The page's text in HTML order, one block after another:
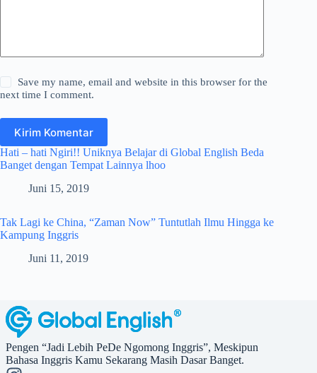
Save my name, email and website in this browser for the
next time I comment.
Kirim Komentar
Hati – hati Ngiri!! Uniknya Belajar di Global English Beda
Banget dengan Tempat Lainnya lhoo
Juni 15, 2019
Tak Lagi ke China, “Zaman Now” Tuntutlah Ilmu Hingga ke
Kampung Inggris
Juni 11, 2019
Pengen “Jadi Lebih PeDe Ngomong Inggris”, Meskipun
Bahasa Inggris Kamu Sekarang Masih Dasar Banget.